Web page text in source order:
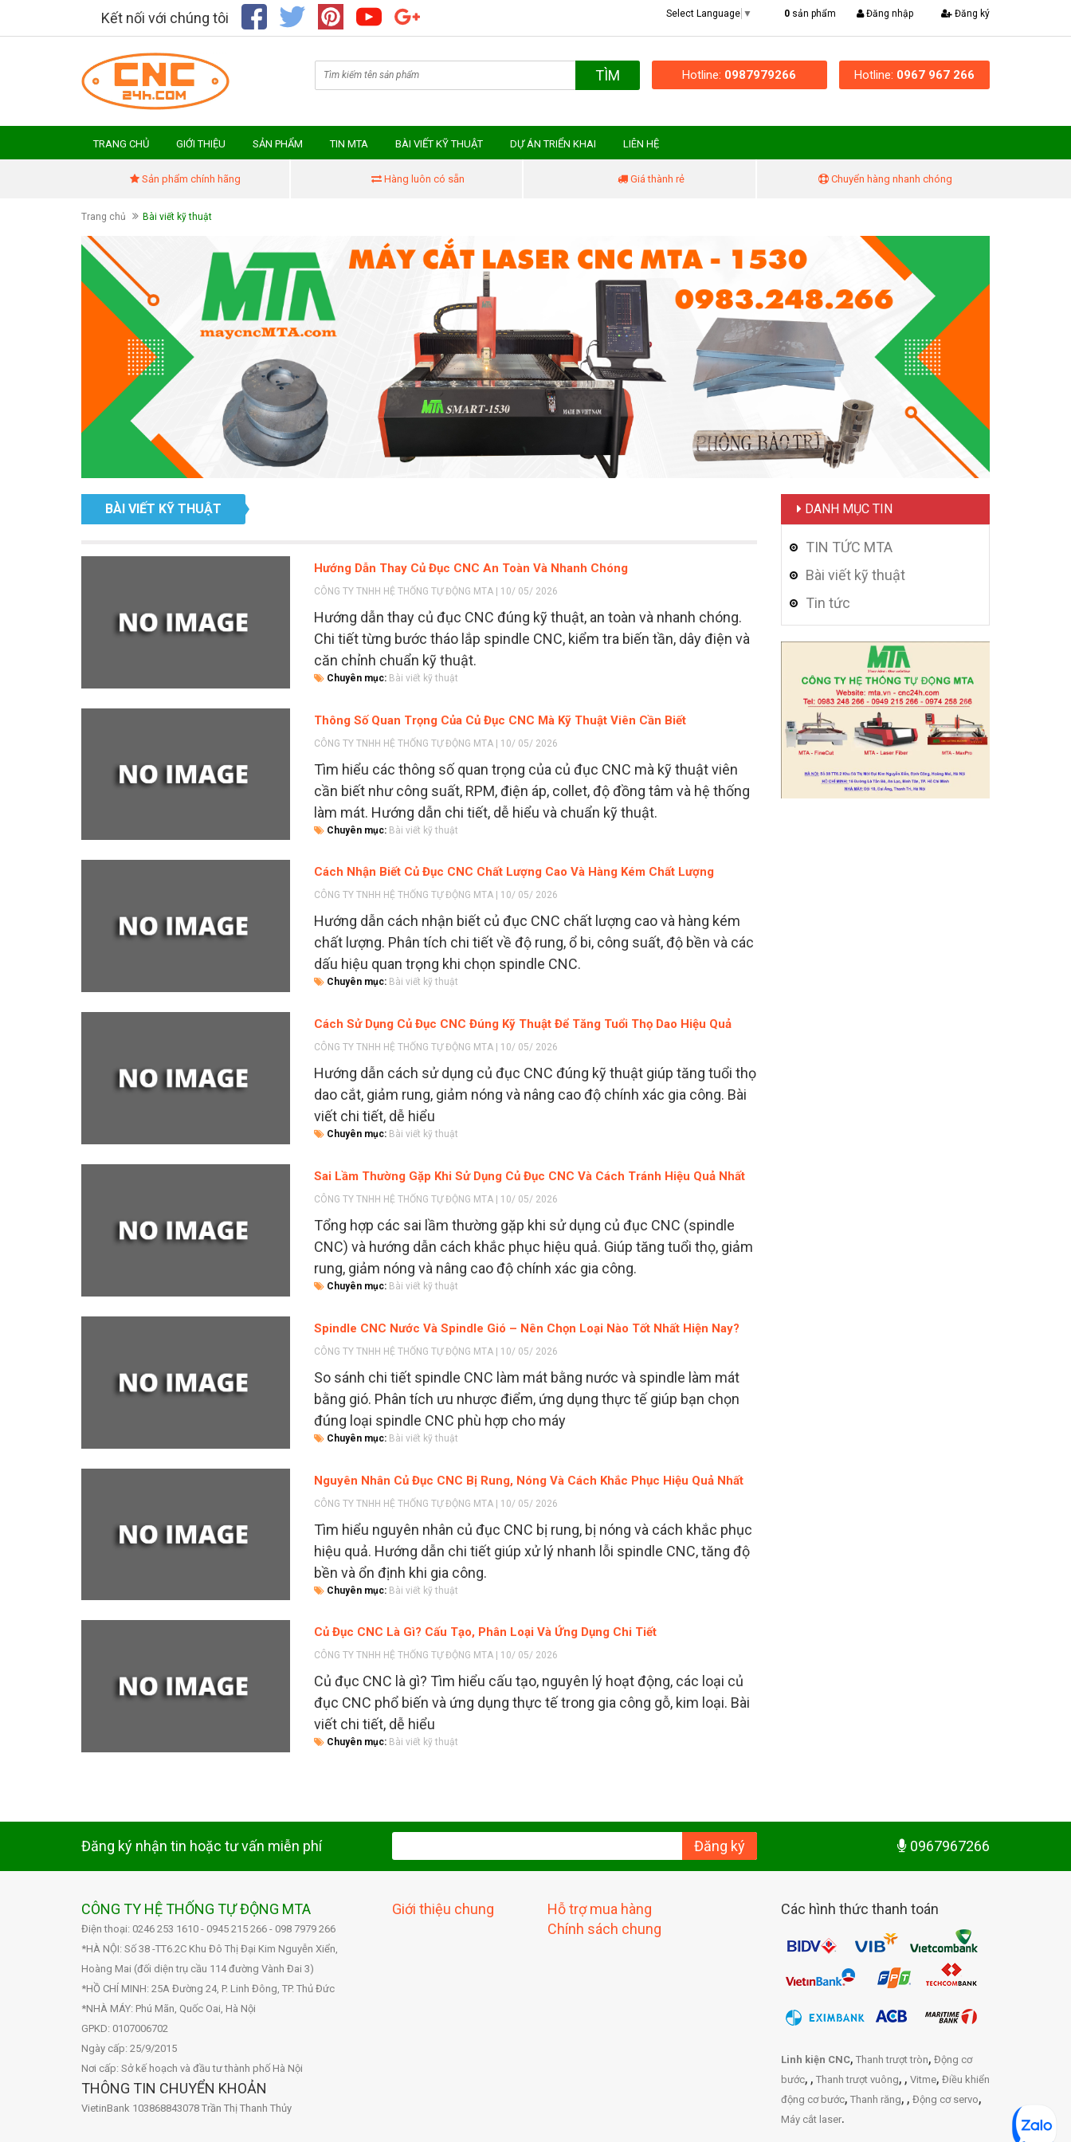
Kết nối với chúng tôi Select Language ▼ 0 sản phẩm Đăng nhập Đăng ký
TÌM Hotline: 0987979266 Hotline: 0967 967 266
TRANG CHỦ GIỚI THIỆU SẢN PHẨM TIN MTA BÀI VIẾT KỸ THUẬT DỰ ÁN TRIỂN KHAI LIÊN HỆ
Sản phẩm chính hãng Hàng luôn có sẵn Giá thành rẻ Chuyển hàng nhanh chóng
Trang chủ Bài viết kỹ thuật
BÀI VIẾT KỸ THUẬT
Hướng Dẫn Thay Củ Đục CNC An Toàn Và Nhanh Chóng
CÔNG TY TNHH HỆ THỐNG TỰ ĐỘNG MTA | 10/ 05/ 2026
Hướng dẫn thay củ đục CNC đúng kỹ thuật, an toàn và nhanh chóng.
Chi tiết từng bước tháo lắp spindle CNC, kiểm tra biến tần, dây điện và
căn chỉnh chuẩn kỹ thuật.
Chuyên mục: Bài viết kỹ thuật
Thông Số Quan Trọng Của Củ Đục CNC Mà Kỹ Thuật Viên Cần Biết
CÔNG TY TNHH HỆ THỐNG TỰ ĐỘNG MTA | 10/ 05/ 2026
Tìm hiểu các thông số quan trọng của củ đục CNC mà kỹ thuật viên
cần biết như công suất, RPM, điện áp, collet, độ đồng tâm và hệ thống
làm mát. Hướng dẫn chi tiết, dễ hiểu và chuẩn kỹ thuật.
Chuyên mục: Bài viết kỹ thuật
Cách Nhận Biết Củ Đục CNC Chất Lượng Cao Và Hàng Kém Chất Lượng
CÔNG TY TNHH HỆ THỐNG TỰ ĐỘNG MTA | 10/ 05/ 2026
Hướng dẫn cách nhận biết củ đục CNC chất lượng cao và hàng kém
chất lượng. Phân tích chi tiết về độ rung, ổ bi, công suất, độ bền và các
dấu hiệu quan trọng khi chọn spindle CNC.
Chuyên mục: Bài viết kỹ thuật
Cách Sử Dụng Củ Đục CNC Đúng Kỹ Thuật Để Tăng Tuổi Thọ Dao Hiệu Quả
CÔNG TY TNHH HỆ THỐNG TỰ ĐỘNG MTA | 10/ 05/ 2026
Hướng dẫn cách sử dụng củ đục CNC đúng kỹ thuật giúp tăng tuổi thọ
dao cắt, giảm rung, giảm nóng và nâng cao độ chính xác gia công. Bài
viết chi tiết, dễ hiểu
Chuyên mục: Bài viết kỹ thuật
Sai Lầm Thường Gặp Khi Sử Dụng Củ Đục CNC Và Cách Tránh Hiệu Quả Nhất
CÔNG TY TNHH HỆ THỐNG TỰ ĐỘNG MTA | 10/ 05/ 2026
Tổng hợp các sai lầm thường gặp khi sử dụng củ đục CNC (spindle
CNC) và hướng dẫn cách khắc phục hiệu quả. Giúp tăng tuổi thọ, giảm
rung, giảm nóng và nâng cao độ chính xác gia công.
Chuyên mục: Bài viết kỹ thuật
Spindle CNC Nước Và Spindle Gió – Nên Chọn Loại Nào Tốt Nhất Hiện Nay?
CÔNG TY TNHH HỆ THỐNG TỰ ĐỘNG MTA | 10/ 05/ 2026
So sánh chi tiết spindle CNC làm mát bằng nước và spindle làm mát
bằng gió. Phân tích ưu nhược điểm, ứng dụng thực tế giúp bạn chọn
đúng loại spindle CNC phù hợp cho máy
Chuyên mục: Bài viết kỹ thuật
Nguyên Nhân Củ Đục CNC Bị Rung, Nóng Và Cách Khắc Phục Hiệu Quả Nhất
CÔNG TY TNHH HỆ THỐNG TỰ ĐỘNG MTA | 10/ 05/ 2026
Tìm hiểu nguyên nhân củ đục CNC bị rung, bị nóng và cách khắc phục
hiệu quả. Hướng dẫn chi tiết giúp xử lý nhanh lỗi spindle CNC, tăng độ
bền và ổn định khi gia công.
Chuyên mục: Bài viết kỹ thuật
Củ Đục CNC Là Gì? Cấu Tạo, Phân Loại Và Ứng Dụng Chi Tiết
CÔNG TY TNHH HỆ THỐNG TỰ ĐỘNG MTA | 10/ 05/ 2026
Củ đục CNC là gì? Tìm hiểu cấu tạo, nguyên lý hoạt động, các loại củ
đục CNC phổ biến và ứng dụng thực tế trong gia công gỗ, kim loại. Bài
viết chi tiết, dễ hiểu
Chuyên mục: Bài viết kỹ thuật
DANH MỤC TIN
TIN TỨC MTA
Bài viết kỹ thuật
Tin tức
Đăng ký nhận tin hoặc tư vấn miễn phí Đăng ký 0967967266
CÔNG TY HỆ THỐNG TỰ ĐỘNG MTA
Điện thoại: 0246 253 1610 - 0945 215 266 - 098 7979 266
*HÀ NỘI: Số 38 -TT6.2C Khu Đô Thị Đại Kim Nguyễn Xiển,
Hoàng Mai (đối diện trụ cầu 114 đường Vành Đai 3)
*HỒ CHÍ MINH: 25A Đường 24, P. Linh Đông, TP. Thủ Đức
*NHÀ MÁY: Phú Mãn, Quốc Oai, Hà Nội
GPKD: 0107006702
Ngày cấp: 25/9/2015
Nơi cấp: Sở kế hoạch và đầu tư thành phố Hà Nội
THÔNG TIN CHUYỂN KHOẢN
VietinBank 103868843078 Trần Thị Thanh Thủy
Giới thiệu chung
Hỗ trợ mua hàng
Chính sách chung
Các hình thức thanh toán
Linh kiện CNC, Thanh trượt tròn, Động cơ
bước, , Thanh trượt vuông, , Vitme, Điều khiển
động cơ bước, Thanh răng, , Động cơ servo,
Máy cắt laser.